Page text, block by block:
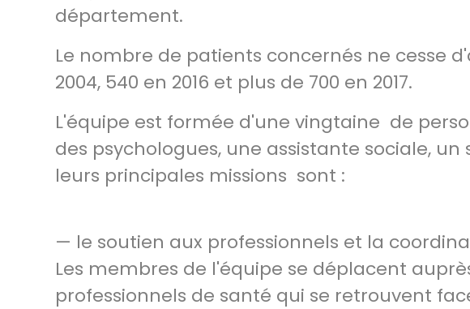
département.
Le nombre de patients concernés ne cesse
2004, 540 en 2016 et plus de 700 en 2017.
L'équipe est formée d'une vingtaine de
des psychologues, une assistante sociale, un
leurs principales missions sont :
— le soutien aux professionnels et la
Les membres de l'équipe se déplacent
professionnels de santé qui se retrouvent